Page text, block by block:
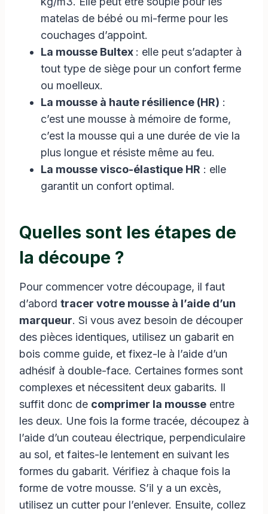
matelas de bébé ou mi-ferme pour les
couchages d’appoint.
La mousse Bultex : elle peut s’adapter à
tout type de siège pour un confort ferme
ou moelleux.
La mousse à haute résilience (HR) :
c’est une mousse à mémoire de forme,
c’est la mousse qui a une durée de vie la
plus longue et résiste même au feu.
La mousse visco-élastique HR : elle
garantit un confort optimal.
Quelles sont les étapes de
la découpe ?
Pour commencer votre découpage, il faut
d’abord tracer votre mousse à l’aide d’un
marqueur. Si vous avez besoin de découper
des pièces identiques, utilisez un gabarit en
bois comme guide, et fixez-le à l’aide d’un
adhésif à double-face. Certaines formes sont
complexes et nécessitent deux gabarits. Il
suffit donc de comprimer la mousse entre
les deux. Une fois la forme tracée, découpez à
l’aide d’un couteau électrique, perpendiculaire
au sol, et faites-le lentement en suivant les
formes du gabarit. Vérifiez à chaque fois la
forme de votre mousse. S’il y a un excès,
utilisez un cutter pour l’enlever. Ensuite, collez